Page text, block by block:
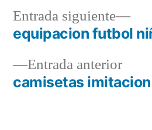
Navegación
deEntrada anterior
camisetas
Entrada siguiente
equipacion futbol